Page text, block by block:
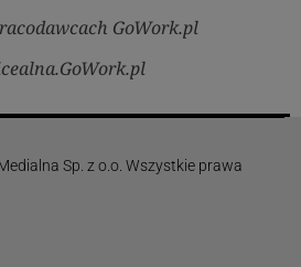
GoWork.pl
Sp. z o.o. Wszystkie prawa